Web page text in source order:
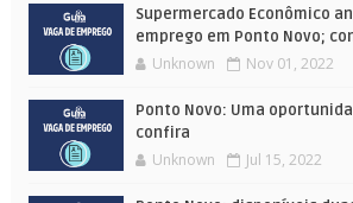
Supermercado Econômico
emprego em Ponto Novo;
Unknown Nov 01, 2022
Ponto Novo: Uma
confira
Unknown Jul 15, 2022